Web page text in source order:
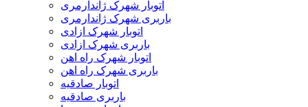
اتوبار شهرک ژاندارمری
باربری شهرک ژاندارمری
اتوبار شهرک ازادی
باربری شهرک ازادی
اتوبار شهرک راه اهن
باربری شهرک راه اهن
اتوبار صادقیه
باربری صادقیه